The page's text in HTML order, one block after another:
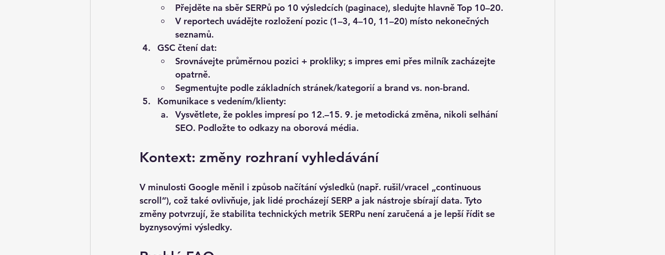
Přejděte na sběr SERPů po 10 výsledcích (paginace), sledujte hlavně Top 10–20.
V reportech uvádějte rozložení pozic (1–3, 4–10, 11–20) místo nekonečných
seznamů.
GSC čtení dat:
Srovnávejte průměrnou pozici + prokliky; s impres emi přes milník zacházejte
opatrně.
Segmentujte podle základních stránek/kategorií a brand vs. non-brand.
Komunikace s vedením/klienty:
Vysvětlete, že pokles impresí po 12.–15. 9. je metodická změna, nikoli selhání
SEO. Podložte to odkazy na oborová média.
Kontext: změny rozhraní vyhledávání
V minulosti Google měnil i způsob načítání výsledků (např. rušil/vracel „continuous
scroll“), což také ovlivňuje, jak lidé procházejí SERP a jak nástroje sbírají data. Tyto
změny potvrzují, že stabilita technických metrik SERPu není zaručená a je lepší řídit se
byznysovými výsledky.